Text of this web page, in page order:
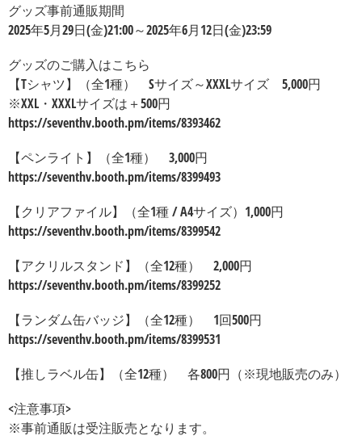
グッズ事前通販期間
2025年5月29日(金)21:00～2025年6月12日(金)23:59
グッズのご購入はこちら
【Tシャツ】（全1種） Sサイズ～XXXLサイズ 5,000円
※XXL・XXXLサイズは＋500円
https://seventhv.booth.pm/items/8393462
【ペンライト】（全1種） 3,000円
https://seventhv.booth.pm/items/8399493
【クリアファイル】（全1種 / A4サイズ）1,000円
https://seventhv.booth.pm/items/8399542
【アクリルスタンド】（全12種） 2,000円
https://seventhv.booth.pm/items/8399252
【ランダム缶バッジ】（全12種） 1回500円
https://seventhv.booth.pm/items/8399531
【推しラベル缶】（全12種） 各800円（※現地販売のみ）
<注意事項>
※事前通販は受注販売となります。